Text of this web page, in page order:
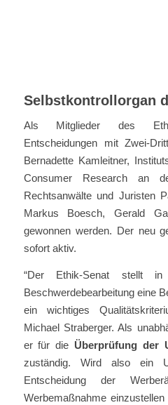
Selbstkontrollorgan
Als Mitglieder des
Entscheidungen mit Zwei-
Bernadette Kamleitner,
Consumer Research an
Rechtsanwälte und Juristen
Markus Boesch, Gerald
gewonnen werden. Der neu
sofort aktiv.
“Der Ethik-Senat stellt
Beschwerdebearbeitung eine
ein wichtiges
Michael Straberger. Als
er für die Überprüfung der
zuständig. Wird also ein
Entscheidung der
Werbemaßnahme